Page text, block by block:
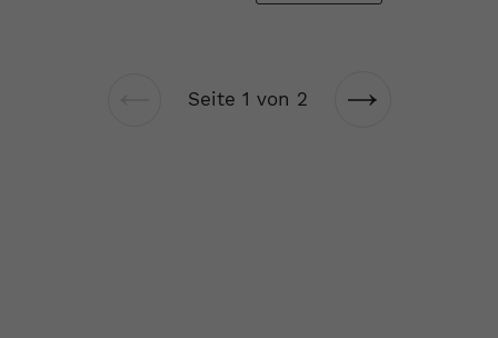
Vorherige
Seite 1 von 2
Nächste